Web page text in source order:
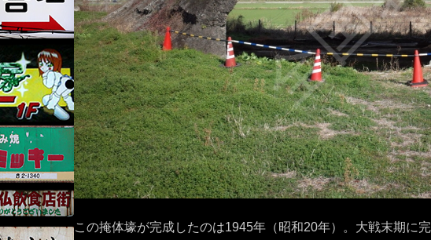
この掩体壕が完成したのは1945年（昭和20年）。大戦末期に